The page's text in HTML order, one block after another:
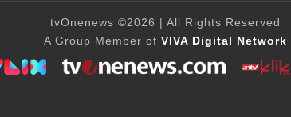
tvOnenews ©2026 | All Rights Reserved
A Group Member ofVIVA Digital Network